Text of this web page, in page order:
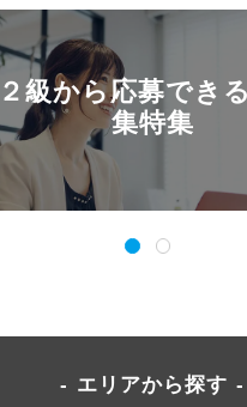
級から応募でき
集特集
エリアから探す